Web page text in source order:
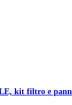
kit filtro e